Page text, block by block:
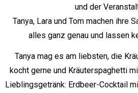
und der
Tanya, Lara und Tom machen ihre
alles ganz genau und lassen
Tanya mag es am liebsten, die
kocht gerne und Kräuterspaghetti
Lieblingsgetränk: Erdbeer-Cocktail